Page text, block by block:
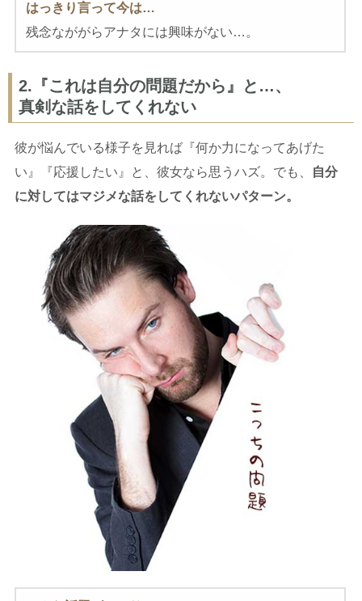
はっきり言って今は…
残念なががらアナタには興味がない…。
2.『これは自分の問題だから』と…、
真剣な話をしてくれない
彼が悩んでいる様子を見れば『何か力になってあげた
い』『応援したい』と、彼女なら思うハズ。でも、
自分
に対してはマジメな話をしてくれないパターン。